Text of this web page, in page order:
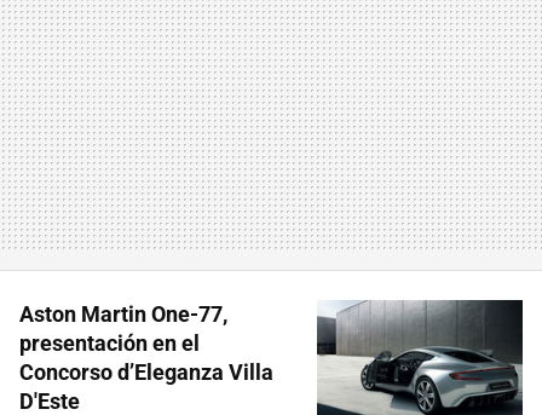
Aston Martin One-77,
presentación en el
Concorso d’Eleganza Villa
D'Este